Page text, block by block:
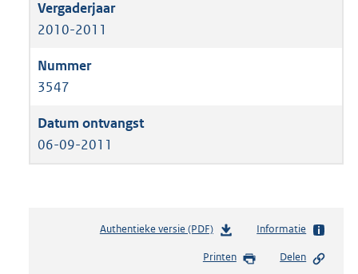
2010-2011
3547
06-09-2011
Authentieke versie (PDF)b
s
Informatie
Printen Delen